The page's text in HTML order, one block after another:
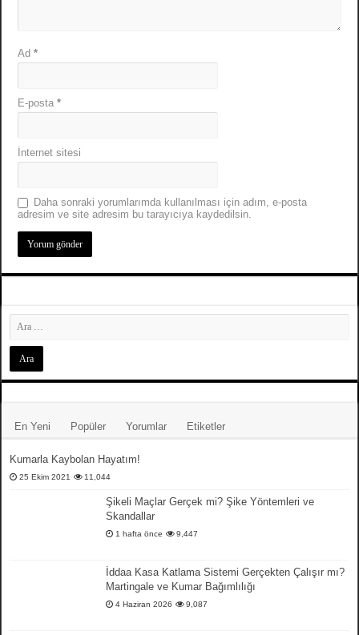
Ad*
E-posta*
İnternet sitesi
Daha sonraki yorumlarımda kullanılması için adım, e-posta
adresim ve site adresim bu tarayıcıya kaydedilsin.
En Yeni Popüler Yorumlar Etiketler
Kumarla Kaybolan Hayatım!
25 Ekim 2021 11,044
Şikeli Maçlar Gerçek mi? Şike Yöntemleri ve
Skandallar
1 hafta önce 9,447
İddaa Kasa Katlama Sistemi Gerçekten Çalışır mı?
Martingale ve Kumar Bağımlılığı
4 Haziran 2026 9,087